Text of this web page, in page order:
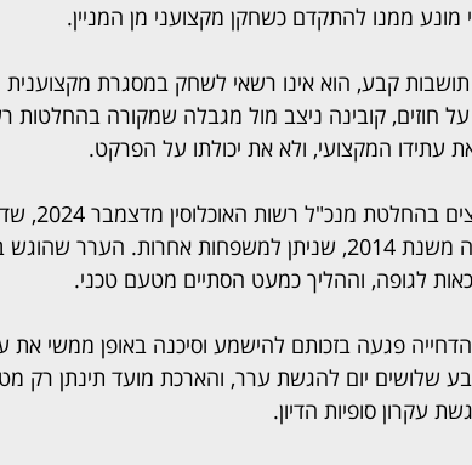
ממנו להתקדם כשחקן מקצועני מן המניין.
תושבות קבע, הוא אינו רשאי לשחק במסגרת
חוזים, קובינה ניצב מול מגבלה שמקורה בהחלטות
עתידו המקצועי, ולא את יכולתו על הפרקט.
שורשי
להחיל עליהם מתווה משנת 2014, שניתן למשפחות אחרות.
לגופה, וההליך כמעט הסתיים מטעם טכני.
פגעה בזכותם להישמע וסיכנה באופן ממשי את
שלושים יום להגשת ערר, והארכת מועד תינתן רק
עקרון סופיות הדיון.